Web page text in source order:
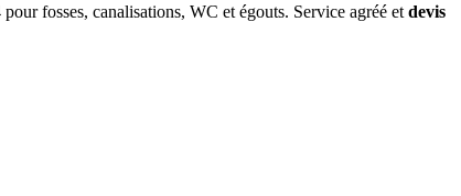
fosses, canalisations, WC et égouts. Service agréé et devis